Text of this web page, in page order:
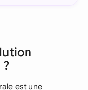
est une